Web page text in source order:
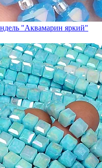
"Аквамарин яркий"